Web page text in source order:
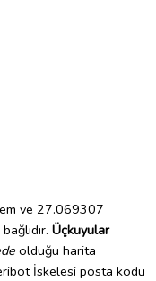
ve 27.069307
Üçkuyular
olduğu harita
İskelesi posta kodu